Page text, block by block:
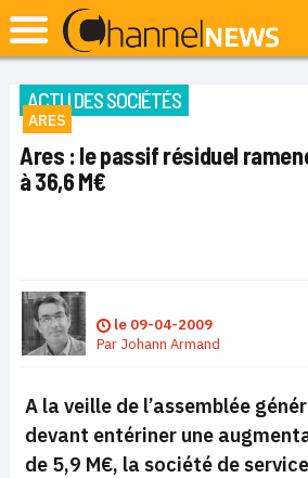
ACTU DES SOCIÉTÉS
ARES
Ares : le passif résiduel
à 36,6 M€
le 09-04-2009
Par Johann Armand
A la veille de l’assemblée
devant entériner une
de 5,9 M€, la société de